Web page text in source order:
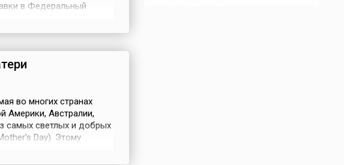
в Федеральный
во многих странах
Америки, Австралии,
самых светлых и добрых
Day). Этому